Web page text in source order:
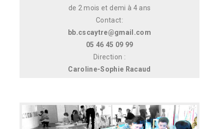
de 2 mois et demi à 4 ans
Contact:
bb.cscaytre@gmail.com
05 46 45 09 99
Direction :
Caroline-Sophie Racaud